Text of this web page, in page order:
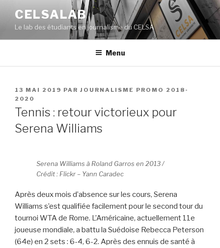
contenu
principal
CELSALAB
Le lab des étudiants en journalisme du CELSA
Menu
PUBLIÉ
LE
13 MAI 2019 PAR JOURNALISME PROMO 2018-
2020
Tennis : retour victorieux pour
Serena Williams
Serena Williams à Roland Garros en 2013 /
Crédit : Flickr – Yann Caradec
Après deux mois d’absence sur les cours, Serena
Williams s’est qualifiée facilement pour le second tour du
tournoi WTA de Rome. L’Américaine, actuellement 11e
joueuse mondiale, a battu la Suédoise Rebecca Peterson
(64e) en 2 sets : 6-4, 6-2. Après des ennuis de santé à